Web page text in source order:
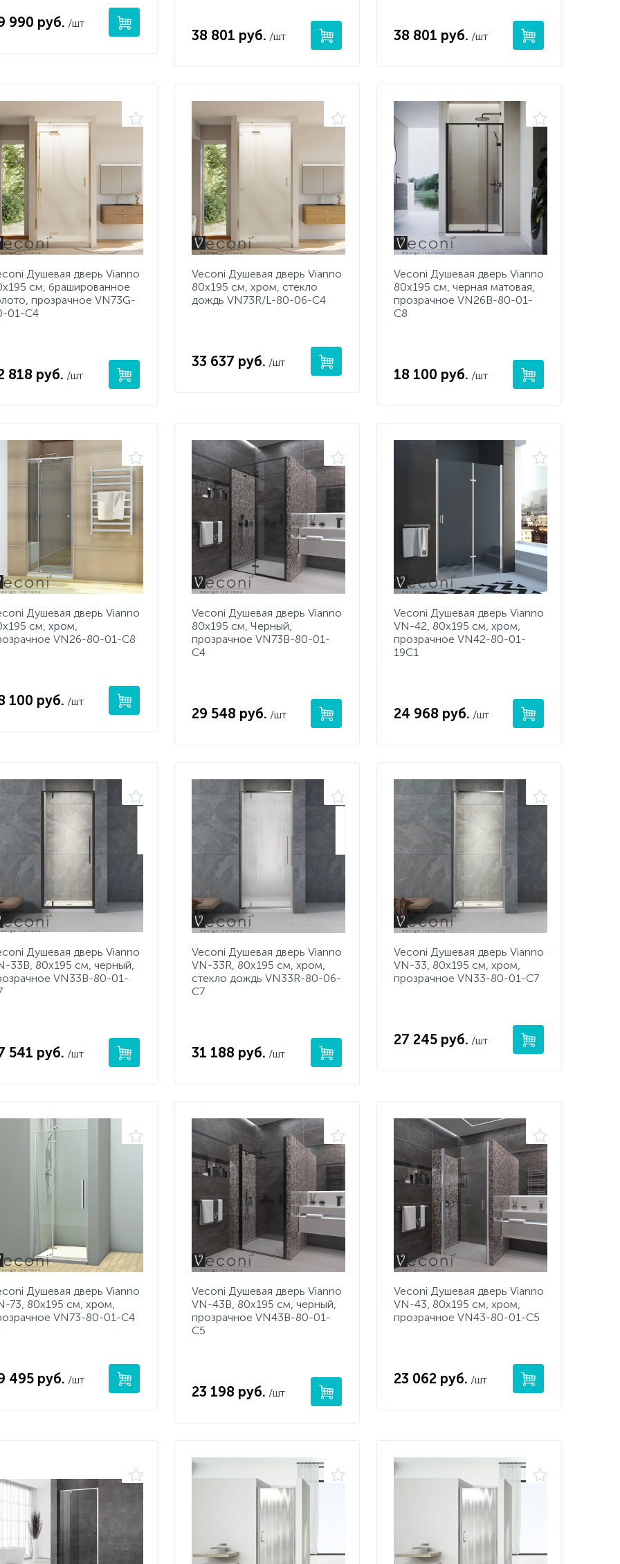
990 руб. /шт
38 801 руб. /шт 38 801 руб. /шт
Душевая дверь Vianno
см, брашированное
прозрачное VN73G-
01-C4
818 руб. /шт
Veconi Душевая дверь Vianno
80х195 см, хром, стекло
дождь VN73R/L-80-06-C4
33 637 руб. /шт
Veconi Душевая дверь Vianno
80х195 см, черная матовая,
прозрачное VN26B-80-01-
C8
18 100 руб. /шт
Душевая дверь Vianno
см, хром,
VN26-80-01-C8
100 руб. /шт
Veconi Душевая дверь Vianno
80х195 см, Черный,
прозрачное VN73B-80-01-
C4
29 548 руб. /шт
Veconi Душевая дверь Vianno
VN-42, 80x195 см, хром,
прозрачное VN42-80-01-
19C1
24 968 руб. /шт
Душевая дверь Vianno
33B, 80x195 см, черный,
VN33B-80-01-
541 руб. /шт
Veconi Душевая дверь Vianno
VN-33R, 80x195 см, хром,
стекло дождь VN33R-80-06-
C7
31 188 руб. /шт
Veconi Душевая дверь Vianno
VN-33, 80x195 см, хром,
прозрачное VN33-80-01-C7
27 245 руб. /шт
Душевая дверь Vianno
73, 80x195 см, хром,
VN73-80-01-C4
495 руб. /шт
Veconi Душевая дверь Vianno
VN-43B, 80x195 см, черный,
прозрачное VN43B-80-01-
C5
23 198 руб. /шт
Veconi Душевая дверь Vianno
VN-43, 80x195 см, хром,
прозрачное VN43-80-01-C5
23 062 руб. /шт